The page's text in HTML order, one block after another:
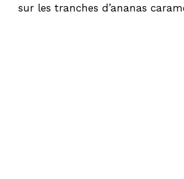
sur les tranches d’ananas